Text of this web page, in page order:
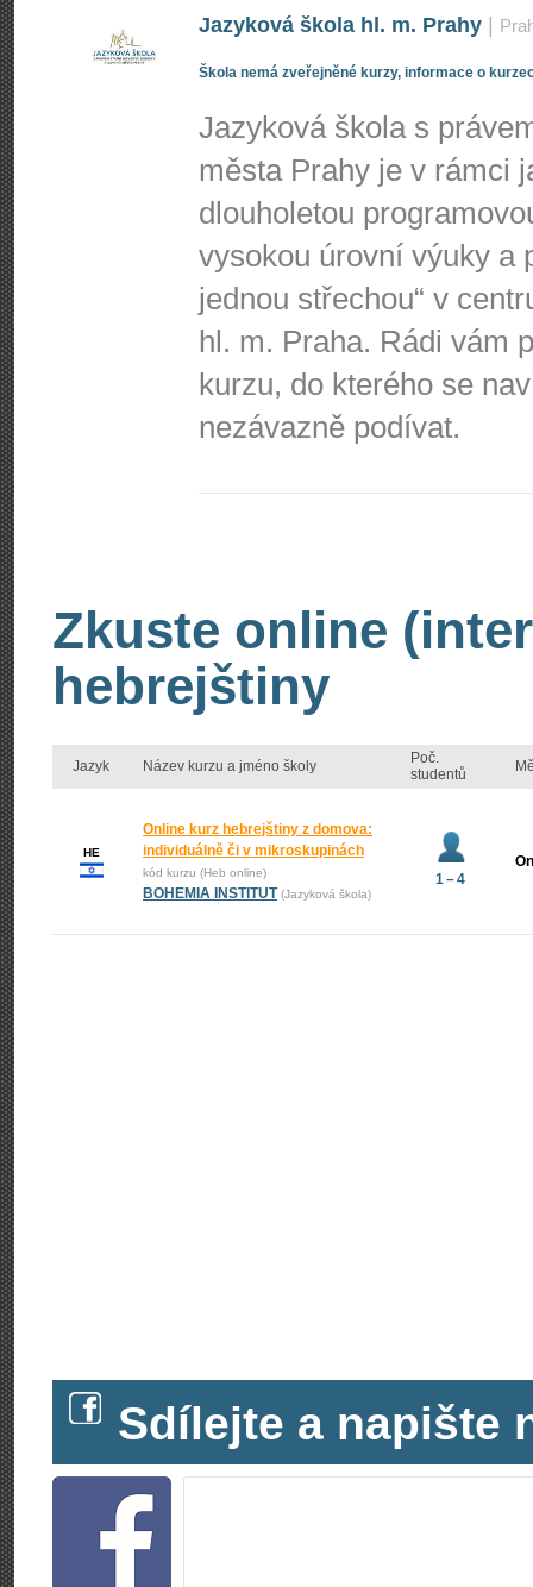
Jazyková škola hl. m. Prahy
Škola nemá zveřejněné kurzy, informace o
Jazyková škola s
města Prahy je v rámci
dlouholetou
vysokou úrovní výuky a
jednou střechou“ v
hl. m. Praha. Rádi vám
kurzu, do kterého se
nezávazně podívat.
Zkuste online
hebrejštiny
Jazyk Název kurzu a jméno školy
Poč.
studentů
HE
Online kurz hebrejštiny z domova:
individuálně či v mikroskupinách
kód kurzu (Heb online)
BOHEMIA INSTITUT (Jazyková škola)
1 – 4
Sdílejte a napište